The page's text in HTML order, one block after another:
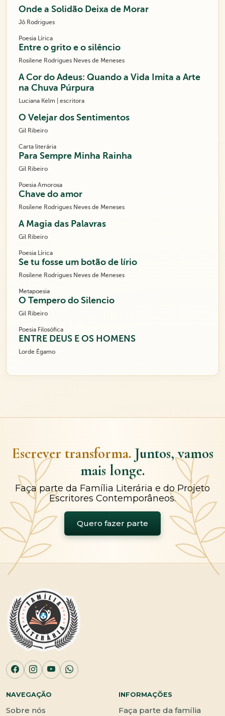
Onde a Solidão Deixa de Morar
Jô Rodrigues
Poesia Lírica
Entre o grito e o silêncio
Rosilene Rodrigues Neves de Meneses
A Cor do Adeus: Quando a Vida Imita a Arte
na Chuva Púrpura
Luciana Kelm | escritora
O Velejar dos Sentimentos
Gil Ribeiro
Carta literária
Para Sempre Minha Rainha
Gil Ribeiro
Poesia Amorosa
Chave do amor
Rosilene Rodrigues Neves de Meneses
A Magia das Palavras
Gil Ribeiro
Poesia Lírica
Se tu fosse um botão de lírio
Rosilene Rodrigues Neves de Meneses
Metapoesia
O Tempero do Silencio
Gil Ribeiro
Poesia Filosófica
ENTRE DEUS E OS HOMENS
Lorde Égamo
Escrever transforma. Juntos, vamos
mais longe.
Faça parte da Família Literária e do Projeto
Escritores Contemporâneos.
Quero fazer parte
NAVEGAÇÃO
Sobre nós
INFORMAÇÕES
Faça parte da família